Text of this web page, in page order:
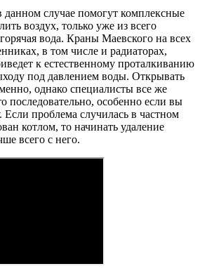
случае помогут комплексные
воздух, только уже из всего
вода. Краны Маевского на всех
в том числе и радиаторах,
к естественному проталкиванию
под давлением воды. Открывать
однако специалисты все же
последовательно, особенно если вы
Если проблема случилась в частном
котлом, то начинать удаление
всего с него.